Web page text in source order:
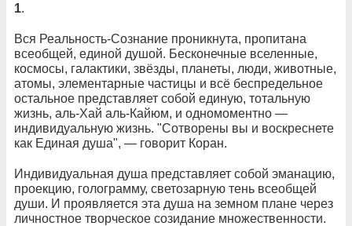
1.
Вся Реальность-Сознание проникнута, пропитана
всеобщей, единой душой. Бесконечные вселенные,
космосы, галактики, звёзды, планеты, люди, животные,
атомы, элементарные частицы и всё беспредельное
остальное представляет собой единую, тотальную
жизнь, аль-Хай аль-Кайюм, и одномоментно —
индивидуальную жизнь. "Сотворены вы и воскреснете
как Единая душа", — говорит Коран.
Индивидуальная душа представляет собой эманацию,
проекцию, голограмму, светозарную тень всеобщей
души. И проявляется эта душа на земном плане через
личностное творческое созидание множественности.